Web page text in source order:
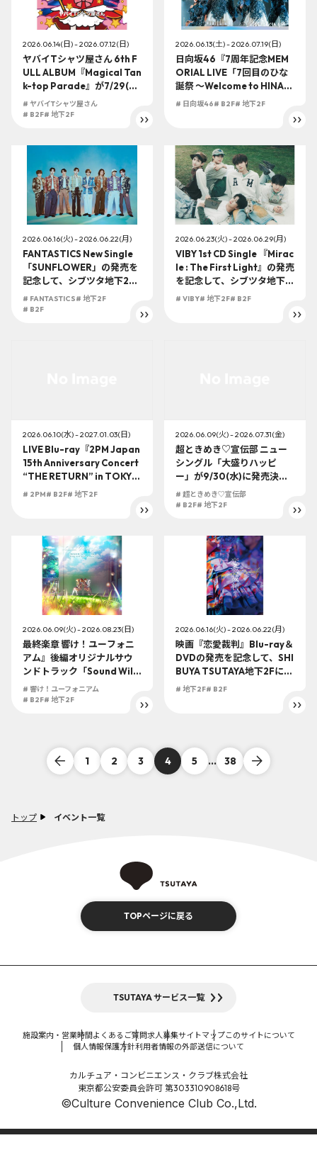
トップ イベント一覧
2026.06.14(日) - 2026.07.12(日)
ヤバイTシャツ屋さん 6th F
ULL ALBUM『Magical Tan
k-top Parade』が7/29(水)
に発売決定！SHIBUYA TSU
TAYA地下2F店頭受取での予
# ヤバイTシャツ屋さん
# B2F# 地下2F
2026.06.13(土) - 2026.07.19(日)
日向坂46『7周年記念MEM
ORIAL LIVE「7回目のひな
誕祭 ～Welcome to HINAT
AZAKA ROCKESTRA～」in
店頭受取での予約購入の受
付を開始！
# 日向坂46# B2F# 地下2F
2026.06.16(火) - 2026.06.22(月)
FANTASTICS New Single
「SUNFLOWER」の発売を
記念して、シブツタ地下2F
にてパネル展示&展示パネル
抽選プレゼント企画の開催
# FANTASTICS# 地下2F
# B2F
2026.06.23(火) - 2026.06.29(月)
VIBY 1st CD Single 『Mirac
le : The First Light』の発売
を記念して、シブツタ地下2
Fにて特別展示を開催！さら
# VIBY# 地下2F# B2F
2026.06.10(水) - 2027.01.03(日)
LIVE Blu-ray『2PM Japan
15th Anniversary Concert
“THE RETURN” in TOKYO
DOME』が2027/1/20(水)
# 2PM# B2F# 地下2F
2026.06.09(火) - 2026.07.31(金)
超ときめき♡宣伝部 ニュー
シングル「大盛りハッピ
ー」が9/30(水)に発売決
定！SHIBUYA TSUTAYA地
下2F店頭受取での予約購入
# 超ときめき♡宣伝部
# B2F# 地下2F
2026.06.09(火) - 2026.08.23(日)
最終楽章 響け！ユーフォニ
アム』後編オリジナルサウ
ンドトラック「Sound Will
Join」が9/11(金)に発売決
定！SHIBUYA TSUTAYA地
# 響け！ユーフォニアム
# B2F# 地下2F
2026.06.16(火) - 2026.06.22(月)
映画『恋愛裁判』Blu-ray＆
DVDの発売を記念して、SHI
BUYA TSUTAYA地下2Fにて
衣装展示が開催決定！
# 地下2F# B2F
1 2 3 4 5 ... 38
TOPページに戻る
TSUTAYA サービス一覧
施設案内・営業時間 よくあるご質問求人募集サイトマップこのサイトについて
個人情報保護方針利用者情報の外部送信について
カルチュア・コンビニエンス・クラブ株式会社
東京都公安委員会許可 第303310908618号
©Culture Convenience Club Co.,Ltd.